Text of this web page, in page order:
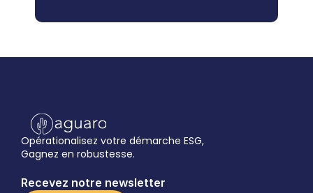
Opérationalisez votre démarche ESG,
Gagnez en robustesse.
Recevez notre newsletter